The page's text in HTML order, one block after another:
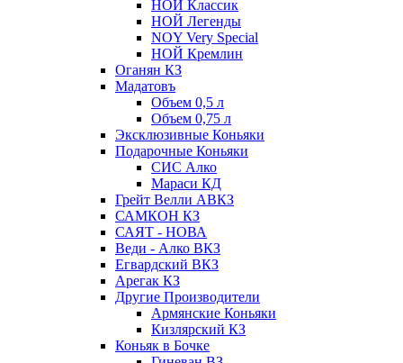
НОЙ Классик
НОЙ Легенды
NOY Very Speсial
НОЙ Кремлин
Оганян КЗ
Мадатовъ
Объем 0,5 л
Объем 0,75 л
Эксклюзивные Коньяки
Подарочные Коньяки
СИС Алко
Мараси КД
Грейт Велли АВКЗ
САМКОН КЗ
САЯТ - НОВА
Веди - Алко ВКЗ
Егвардский ВКЗ
Арегак КЗ
Другие Производители
Армянские Коньяки
Кизлярский КЗ
Коньяк в Бочке